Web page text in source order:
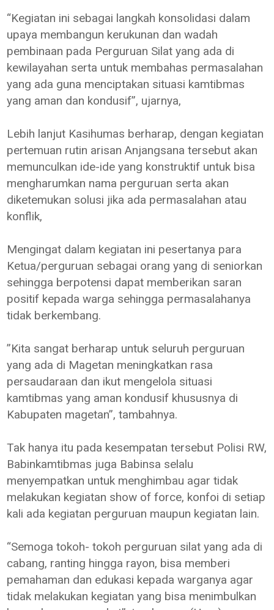
“Kegiatan ini sebagai langkah konsolidasi dalam
upaya membangun kerukunan dan wadah
pembinaan pada Perguruan Silat yang ada di
kewilayahan serta untuk membahas permasalahan
yang ada guna menciptakan situasi kamtibmas
yang aman dan kondusif”, ujarnya,
Lebih lanjut Kasihumas berharap, dengan kegiatan
pertemuan rutin arisan Anjangsana tersebut akan
memunculkan ide-ide yang konstruktif untuk bisa
mengharumkan nama perguruan serta akan
diketemukan solusi jika ada permasalahan atau
konflik,
Mengingat dalam kegiatan ini pesertanya para
Ketua/perguruan sebagai orang yang di seniorkan
sehingga berpotensi dapat memberikan saran
positif kepada warga sehingga permasalahanya
tidak berkembang.
”Kita sangat berharap untuk seluruh perguruan
yang ada di Magetan meningkatkan rasa
persaudaraan dan ikut mengelola situasi
kamtibmas yang aman kondusif khususnya di
Kabupaten magetan”, tambahnya.
Tak hanya itu pada kesempatan tersebut Polisi RW,
Babinkamtibmas juga Babinsa selalu
menyempatkan untuk menghimbau agar tidak
melakukan kegiatan show of force, konfoi di setiap
kali ada kegiatan perguruan maupun kegiatan lain.
“Semoga tokoh- tokoh perguruan silat yang ada di
cabang, ranting hingga rayon, bisa memberi
pemahaman dan edukasi kepada warganya agar
tidak melakukan kegiatan yang bisa menimbulkan